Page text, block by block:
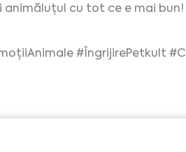
cu tot ce e mai bun!
#ÎngrijirePetkult